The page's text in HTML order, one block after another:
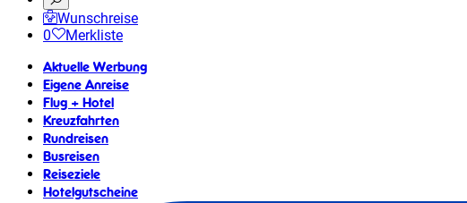
Wunschreise
0
Merkliste
Aktuelle Werbung
Eigene Anreise
Flug + Hotel
Kreuzfahrten
Rundreisen
Busreisen
Reiseziele
Hotelgutscheine